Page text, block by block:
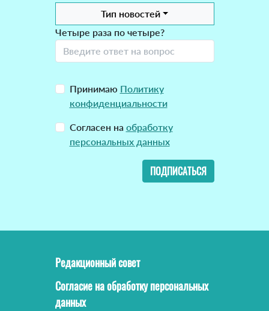
Тип новостей
Четыре раза по четыре?
Принимаю Политику
конфиденциальности
Согласен на обработку
персональных данных
ПОДПИСАТЬСЯ
Редакционный совет
Согласие на обработку персональных
данных